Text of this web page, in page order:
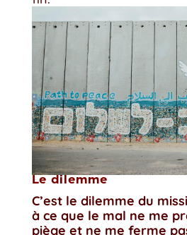
Le dilemme
C’est le dilemme du
à ce que le mal ne me
piège et ne me ferme